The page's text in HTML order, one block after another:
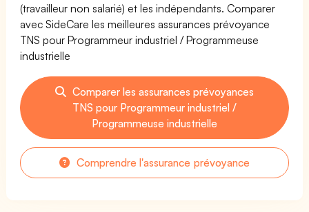
(travailleur non salarié) et les indépendants. Comparer
avec SideCare les meilleures assurances prévoyance
TNS pour Programmeur industriel / Programmeuse
industrielle
Comparer les assurances prévoyances
TNS pour Programmeur industriel /
Programmeuse industrielle
Comprendre l'assurance prévoyance